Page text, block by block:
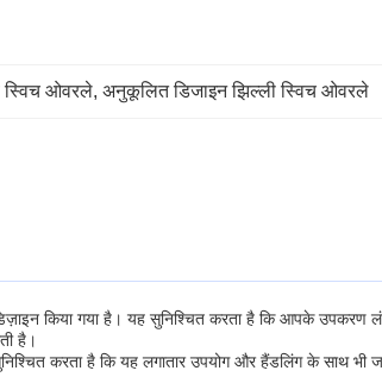
स्विच ओवरले, अनुकूलित डिजाइन झिल्ली स्विच ओवरले
किया गया है। यह सुनिश्चित करता है कि आपके उपकरण
है।
करता है कि यह लगातार उपयोग और हैंडलिंग के साथ